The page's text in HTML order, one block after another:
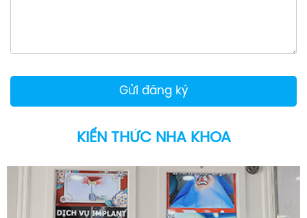
KIẾN THỨC NHA KHOA